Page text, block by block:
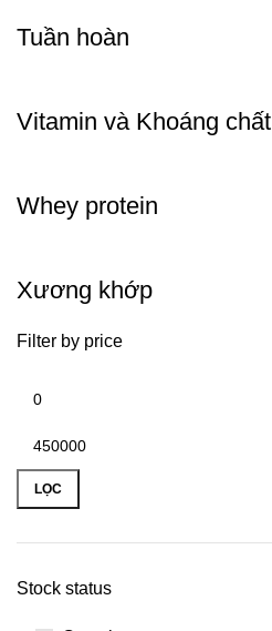
Tuần hoàn
Vitamin và Khoáng chất
Whey protein
Xương khớp
Filter by price
LỌC
Stock status